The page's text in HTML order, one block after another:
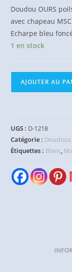
Doudou OURS
avec chapeau MSC
Echarpe bleu
1 en stock
beige
blanc
bleu
Croisières
AJOUTER AU
UGS : D-1218
Catégorie :
Étiquettes : Blanc,